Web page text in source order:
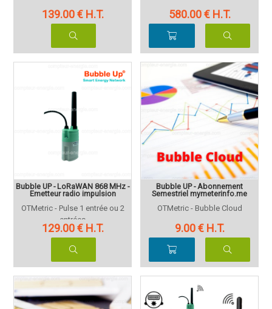
139.00 € H.T. 580.00 € H.T.
Bubble UP - LoRaWAN 868 MHz -
Emetteur radio impulsion
OTMetric - Pulse 1 entrée ou 2
entrées
129.00 € H.T.
Bubble UP - Abonnement
Semestriel mymeterinfo.me
OTMetric - Bubble Cloud
9.00 € H.T.